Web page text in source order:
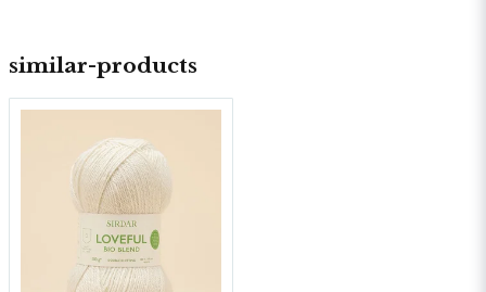
similar-products